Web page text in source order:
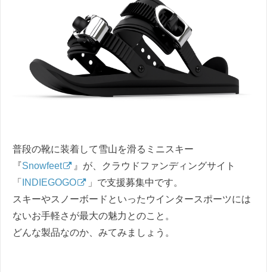
普段の靴に装着して雪山を滑るミニスキー
『Snowfeet
』が、クラウドファンディングサイト
「
INDIEGOGO
」で支援募集中です。
スキーやスノーボードといったウインタースポーツには
ないお手軽さが最大の魅力とのこと。
どんな製品なのか、みてみましょう。